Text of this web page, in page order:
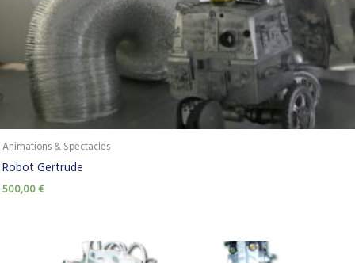
Animations & Spectacles
Robot Gertrude
500,00€